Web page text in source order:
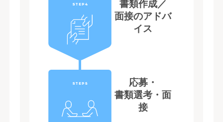
STEP4
書類作成／
面接のアドバ
イス
STEP5
応募・
書類選考・面
接